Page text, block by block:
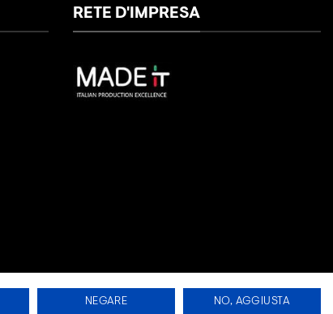
RETE D'IMPRESA
NEGARE NO, AGGIUSTA